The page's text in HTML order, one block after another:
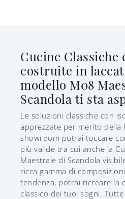
Cucine Classiche
costruite in
modello M08
Scandola ti sta
Le soluzioni classiche con
apprezzate per merito della
showroom potrai toccare
più valide tra cui anche la
Maestrale di Scandola
ricca gamma di
tendenza, potrai ricreare la
classico dei tuoi sogni.